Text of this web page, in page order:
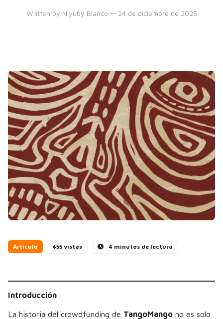
Written by Niyuby Blanco — 24 de diciembre de 2025
Artículo 455 vistas 4 minutos de lectura
Introducción
La historia del crowdfunding de TangoMango no es solo